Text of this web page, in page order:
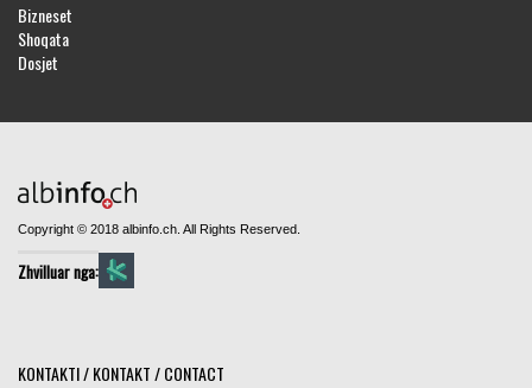
Bizneset
Shoqata
Dosjet
Copyright © 2018 albinfo.ch. All Rights Reserved.
Zhvilluar nga:
KONTAKTI / KONTAKT / CONTACT